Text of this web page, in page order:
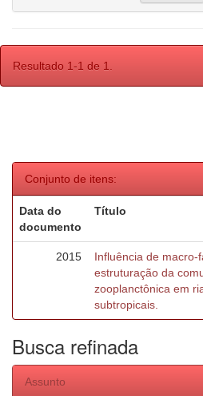
Resultado 1-1 de 1.
Conjunto de itens:
Data do
documento
Título
2015
Influência de macro-
estruturação da
zooplanctônica em
subtropicais.
Busca refinada
Assunto